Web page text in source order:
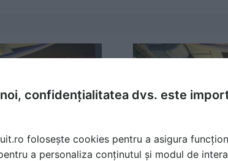
confidențialitatea dvs. este
folosește cookies pentru a asigura
a personaliza conținutul și modul de